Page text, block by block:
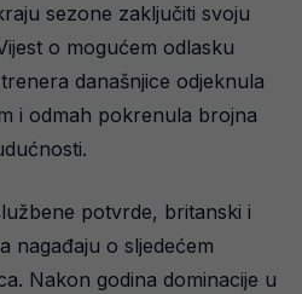
sezone zaključiti svoju
o mogućem odlasku
današnjice odjeknula
i odmah pokrenula brojna
potvrde, britanski i
nagađaju o sljedećem
Nakon godina dominacije u